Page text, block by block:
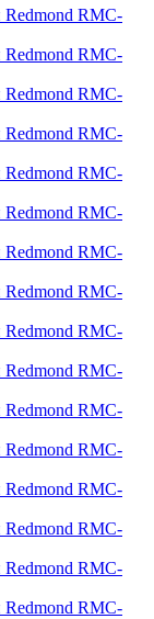
Redmond RMC-
Redmond RMC-
Redmond RMC-
Redmond RMC-
Redmond RMC-
Redmond RMC-
Redmond RMC-
Redmond RMC-
Redmond RMC-
Redmond RMC-
Redmond RMC-
Redmond RMC-
Redmond RMC-
Redmond RMC-
Redmond RMC-
Redmond RMC-